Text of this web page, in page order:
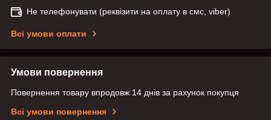
Не телефонувати (реквізити на оплату в смс, viber)
Всі умови оплати
Умови повернення
Повернення товару впродовж 14 днів за рахунок покупця
Всі умови повернення